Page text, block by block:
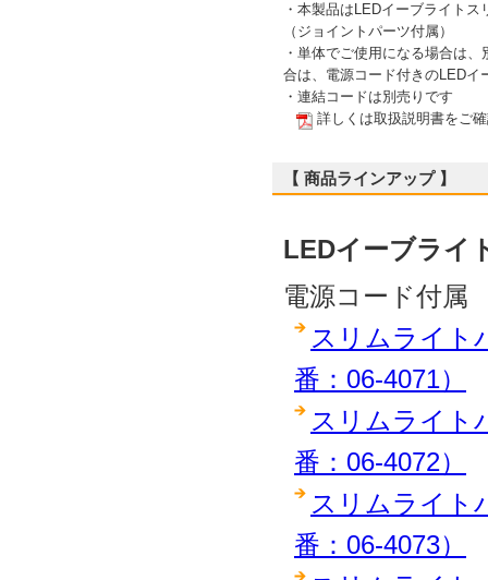
・本製品はLEDイーブライト
（ジョイントパーツ付属）
・単体でご使用になる場合は
合は、電源コード付きのLEDイ
・連結コードは別売りです
詳しくは取扱説明書をご
【 商品ラインアップ 】